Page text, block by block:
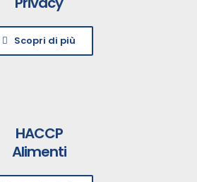
Scopri di più
HACCP
Alimenti